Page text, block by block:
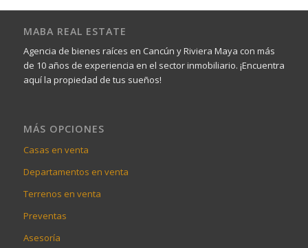
MABA REAL ESTATE
Agencia de bienes raíces en Cancún y Riviera Maya con más
de 10 años de experiencia en el sector inmobiliario. ¡Encuentra
aquí la propiedad de tus sueños!
MÁS OPCIONES
Casas en venta
Departamentos en venta
Terrenos en venta
Preventas
Asesoría